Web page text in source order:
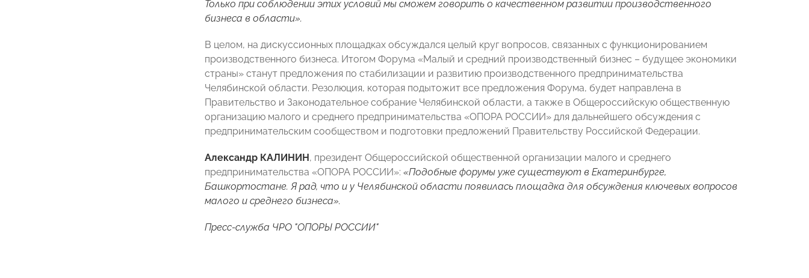
Только при соблюдении этих условий мы сможем говорить о качественном развитии производственного
бизнеса в области».
В целом, на дискуссионных площадках обсуждался целый круг вопросов, связанных с функционированием
производственного бизнеса. Итогом Форума «Малый и средний производственный бизнес – будущее экономики
страны» станут предложения по стабилизации и развитию производственного предпринимательства
Челябинской области. Резолюция, которая подытожит все предложения Форума, будет направлена в
Правительство и Законодательное собрание Челябинской области, а также в Общероссийскую общественную
организацию малого и среднего предпринимательства «ОПОРА РОССИИ» для дальнейшего обсуждения с
предпринимательским сообществом и подготовки предложений Правительству Российской Федерации.
Александр КАЛИНИН, президент Общероссийской общественной организации малого и среднего
предпринимательства «ОПОРА РОССИИ»: «Подобные форумы уже существуют в Екатеринбурге,
Башкортостане. Я рад, что и у Челябинской области появилась площадка для обсуждения ключевых вопросов
малого и среднего бизнеса».
Пресс-служба ЧРО "ОПОРЫ РОССИИ"